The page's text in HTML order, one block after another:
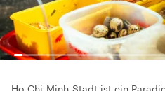
Ho-Chi-Minh-Stadt ist ein